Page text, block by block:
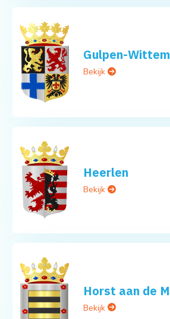
Gulpen-Wittem
Bekijk
Heerlen
Bekijk
Horst aan de
Bekijk